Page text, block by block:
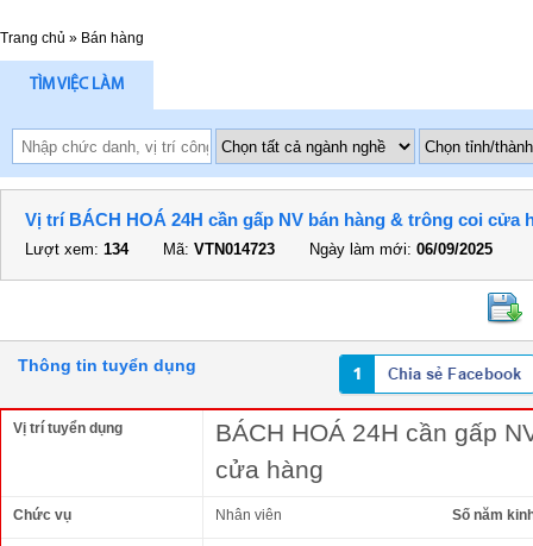
Trang chủ » Bán hàng
TÌM VIỆC LÀM
Vị trí BÁCH HOÁ 24H cần gấp NV bán hàng & trông coi cửa
Lượt xem: 134 Mã: VTN014723 Ngày làm mới: 06/09/2025
Thông tin tuyển dụng
Vị trí tuyển dụng
BÁCH HOÁ 24H cần gấp
cửa hàng
Chức vụ Nhân viên Số năm